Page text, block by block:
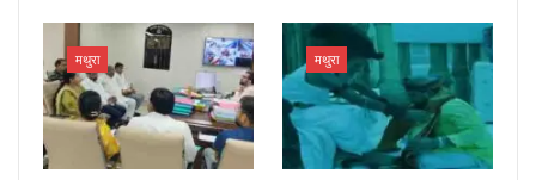
मथुरा मथुरा